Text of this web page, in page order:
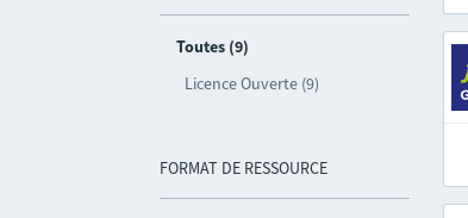
Toutes (9)
Licence Ouverte (9)
FORMAT DE RESSOURCE